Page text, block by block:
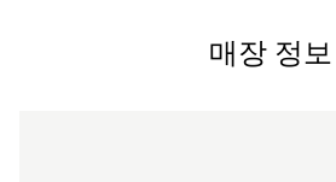
매장 정보